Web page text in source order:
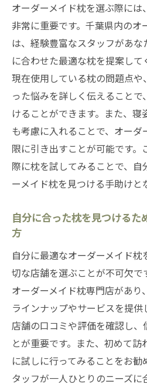
ポイント
専門店での体験がオ
役立つ理由
千葉県のオーダーメイド
スタマイズの魅力
完全オーダーメイド
環境
千葉県の専門店が提
プション
顧客の声を反映した
千葉県のオーダーメ
オーダーメイド枕の
いこと
オーダーメイド枕で変わ
店舗を徹底調査
千葉県のオーダーメ
レンド
実際に試して選べる
オーダーメイド枕を選ぶ際に
非常に重要です。千葉県内のオ
は、経験豊富なスタッフがあ
に合わせた最適な枕を提案して
現在使用している枕の問題点
った悩みを詳しく伝えること
けることができます。また、
も考慮に入れることで、オーダ
限に引き出すことが可能です。
際に枕を試してみることで、
ーメイド枕を見つける手助けと
自分に合った枕を見つけるた
方
自分に最適なオーダーメイド
切な店舗を選ぶことが不可欠で
オーダーメイド枕専門店があ
ラインナップやサービスを提
店舗の口コミや評価を確認し
とが重要です。また、初めて
に試しに行ってみることをお勧
タッフが一人ひとりのニーズ